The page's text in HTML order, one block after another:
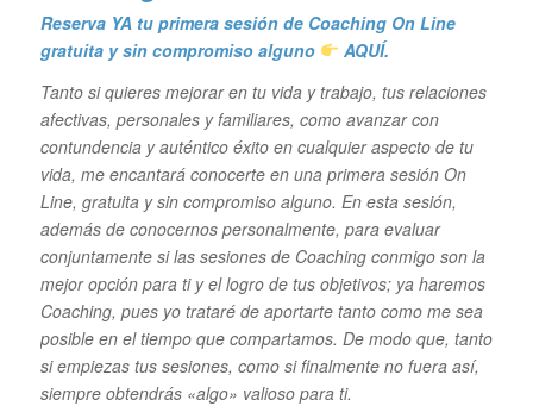
Reserva YA tu primera sesión de Coaching On Line
gratuita y sin compromiso alguno
AQUÍ.
Tanto si quieres mejorar en tu vida y trabajo, tus relaciones
afectivas, personales y familiares, como avanzar con
contundencia y auténtico éxito en cualquier aspecto de tu
vida, me encantará conocerte en una primera sesión On
Line, gratuita y sin compromiso alguno. En esta sesión,
además de conocernos personalmente, para evaluar
conjuntamente si las sesiones de Coaching conmigo son la
mejor opción para ti y el logro de tus objetivos; ya haremos
Coaching, pues yo trataré de aportarte tanto como me sea
posible en el tiempo que compartamos. De modo que, tanto
si empiezas tus sesiones, como si finalmente no fuera así,
siempre obtendrás «algo» valioso para ti.